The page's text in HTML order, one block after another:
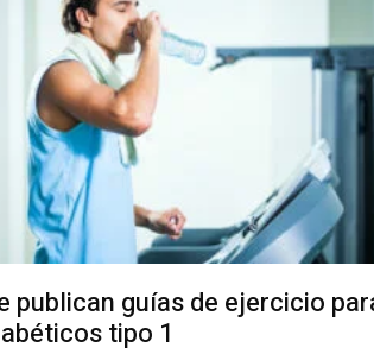
publican guías de ejercicio
tipo 1